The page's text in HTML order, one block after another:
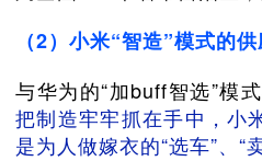
（2）小米“智造”模式的
与华为的“加buff智选”模式
把制造牢牢抓在手中，小
是为人做嫁衣的“选车”、“卖